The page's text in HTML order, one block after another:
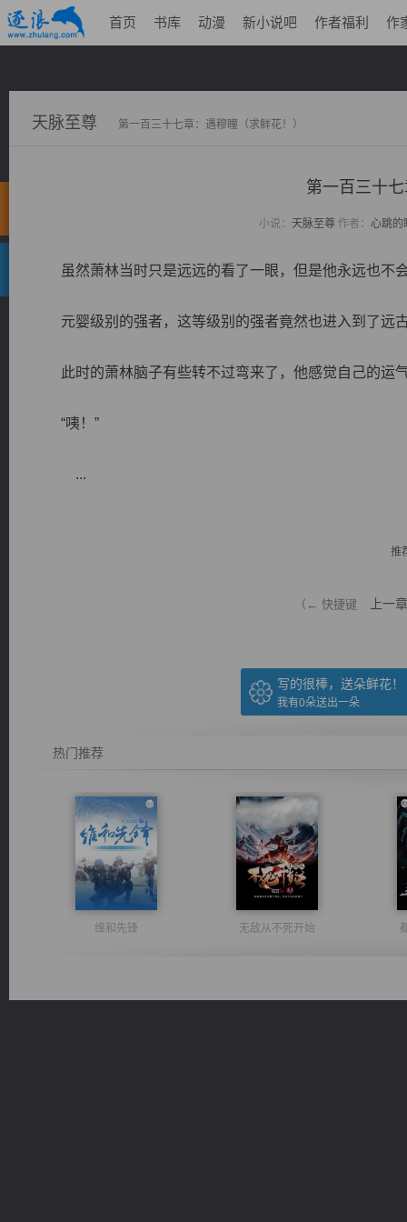
首页 书库 动漫 新小说吧 作者福利 作
天脉至尊 第一百三十七章：遇穆瞳（求鲜花！）
第一百三十
小说： 天脉至尊作者： 心跳的
虽然萧林当时只是远远的看了一眼，但是他永远也不
元婴级别的强者，这等级别的强者竟然也进入到了远
此时的萧林脑子有些转不过弯来了，他感觉自己的运气
“咦！”
...
推
（← 快捷键 上一章
写的很棒，送朵鲜花！
我有0朵送出一朵
热门推荐
维和先锋 无敌从不死开始